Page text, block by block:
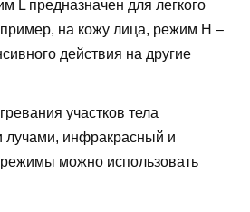
L предназначен для легкого
на кожу лица, режим H –
действия на другие
участков тела
инфракрасный и
режимы можно использовать